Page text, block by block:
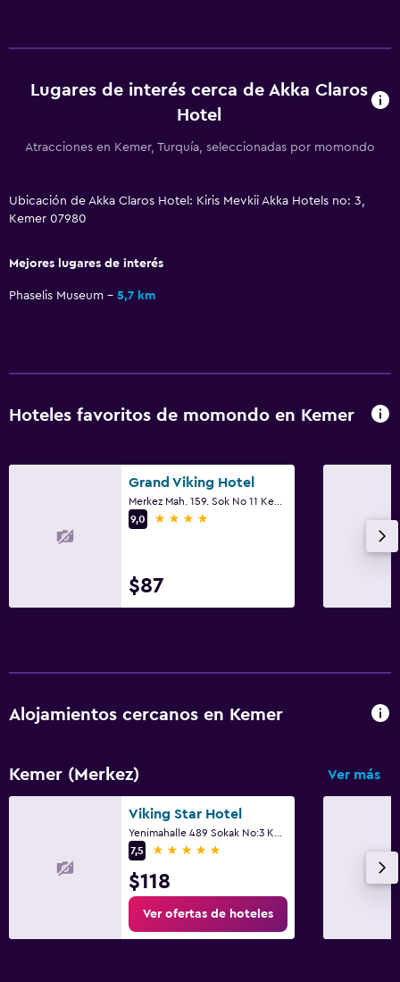
Lugares de interés cerca de Akka Claros
Hotel
Atracciones en Kemer, Turquía, seleccionadas por momondo
Ubicación de Akka Claros Hotel: Kiris Mevkii Akka Hotels no: 3,
Kemer 07980
Mejores lugares de interés
Phaselis Museum 5,7 km
Hoteles favoritos de momondo en Kemer
Grand Viking Hotel
9,0
4 estrellas
$87
Alojamientos cercanos en Kemer
Kemer (Merkez) Ver más
Viking Star Hotel
7,5
5 estrellas
$118
Ver ofertas de hoteles